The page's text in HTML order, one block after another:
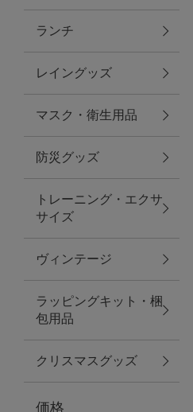
ファッション雑貨
ファッショングッズ
スマホケース・アクセサリー
ポーチ
ステーショナリー
その他
紅茶・フード
ランチ
レイングッズ
マスク・衛生用品
防災グッズ
トレーニング・エクサ
サイズ
ヴィンテージ
ラッピングキット・梱
包用品
クリスマスグッズ
価格